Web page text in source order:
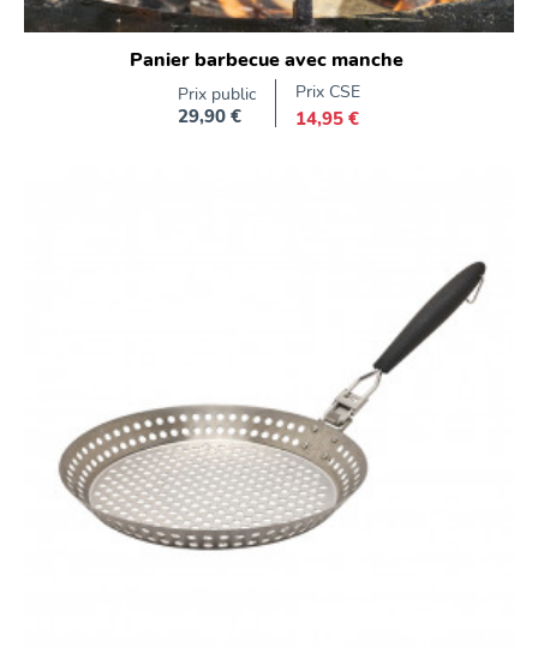
Panier barbecue avec manche
Prix public
Prix
29,90 €
Prix CSE
14,95 €